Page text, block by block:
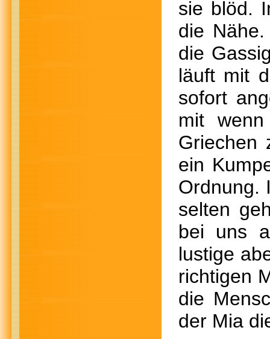
sie blöd.
die
die
läuft mit
sofort
mit
Griechen
ein
Ordnung.
selten
bei uns
lustige
richtigen
die
der Mia